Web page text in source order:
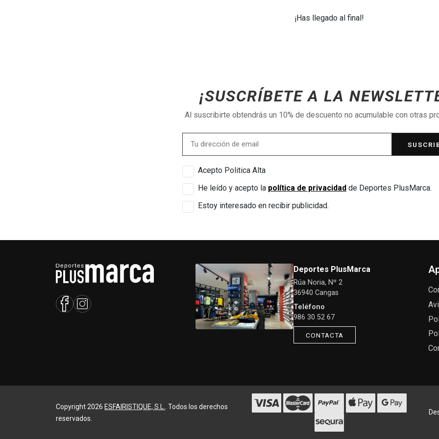
¡Has llegado al final!
¡SUSCRÍBETE A LA
Al suscribirte obtendrás un 10% de descuento no acumulable con otras
Acepto Politica Alta
He leído y acepto la política de privacidad de Deportes PlusMarca.
Estoy interesado en recibir publicidad.
Deportes PlusMarca
Rúa Noria, Nº 2
36940 Cangas
Teléfono
986 30 52 67
CONTACTA
Copyright 2026 ESFAIRISTIQUE, S.L.
. Todos los derechos
reservados.